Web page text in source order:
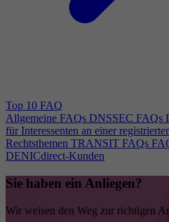
Top 10 FAQ
Allgemeine FAQs DNSSEC FAQs
für Interessenten an einer
Rechtsthemen TRANSIT FAQs
DENICdirect-Kunden
Sie haben ein Anliegen?
Wir weisen den Weg zur richtigen